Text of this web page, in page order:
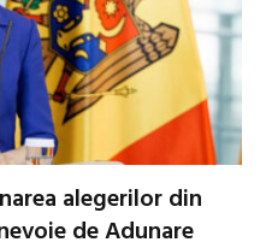
alegerilor din
de Adunare